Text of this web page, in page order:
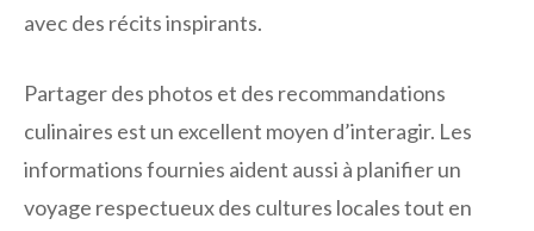
avec des récits inspirants.
Partager des photos et des recommandations
culinaires est un excellent moyen d’interagir. Les
informations fournies aident aussi à planifier un
voyage respectueux des cultures locales tout en